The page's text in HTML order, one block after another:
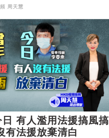
周天慧
有人濫用法援搞風搞
有法援放棄清白